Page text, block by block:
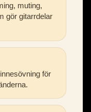
muting,
gör gitarrdelar
för